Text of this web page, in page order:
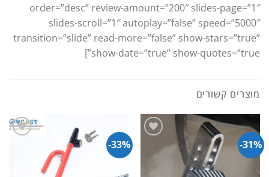
order=”desc” review-amount=”200″ slides-page=”1″
slides-scroll=”1″ autoplay=”false” speed=”5000″
transition=”slide” read-more=”false” show-stars=”true”
show-date=”true” show-quotes=”true”]
מוצרים קשורים
31%-
33%-